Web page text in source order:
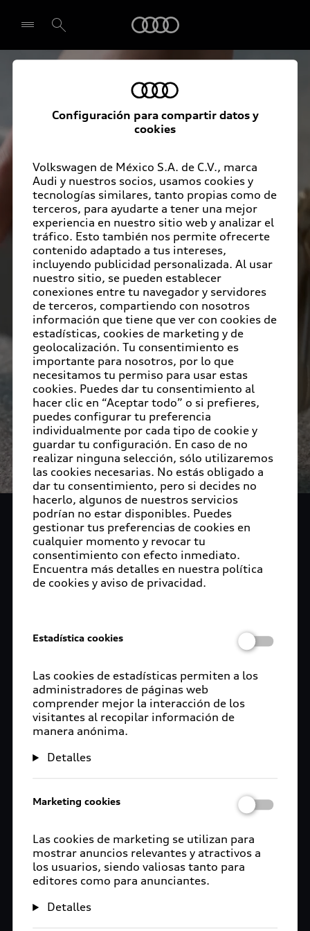
Seleccionar concesionario
Audi Collection y
Accesorios
Estilo que trasciende el
camino
Estilo que no se detiene. Los Accesorios originales
perfeccionan cada línea y detalle de tu Audi. Esa
misma esencia va contigo, más allá del camino
diseño, la innovación y el carácter se viven.
Configuración para compartir datos y
cookies
Volkswagen de México S.A. de C.V., marca
Audi y nuestros socios, usamos cookies y
tecnologías similares, tanto propias como de
terceros, para ayudarte a tener una mejor
experiencia en nuestro sitio web y analizar el
tráfico. Esto también nos permite ofrecerte
contenido adaptado a tus intereses,
incluyendo publicidad personalizada. Al usar
nuestro sitio, se pueden establecer
conexiones entre tu navegador y servidores
de terceros, compartiendo con nosotros
información que tiene que ver con cookies de
estadísticas, cookies de marketing y de
geolocalización. Tu consentimiento es
importante para nosotros, por lo que
necesitamos tu permiso para usar estas
cookies. Puedes dar tu consentimiento al
hacer clic en “Aceptar todo” o si prefieres,
puedes configurar tu preferencia
individualmente por cada tipo de cookie y
guardar tu configuración. En caso de no
realizar ninguna selección, sólo utilizaremos
las cookies necesarias. No estás obligado a
dar tu consentimiento, pero si decides no
hacerlo, algunos de nuestros servicios
podrían no estar disponibles. Puedes
gestionar tus preferencias de cookies en
cualquier momento y revocar tu
consentimiento con efecto inmediato.
Encuentra más detalles en nuestra política
de cookies y aviso de privacidad.
Estadística cookies
Las cookies de estadísticas permiten a los
administradores de páginas web
comprender mejor la interacción de los
visitantes al recopilar información de
manera anónima.
Detalles
Marketing cookies
Las cookies de marketing se utilizan para
mostrar anuncios relevantes y atractivos a
los usuarios, siendo valiosas tanto para
editores como para anunciantes.
Detalles